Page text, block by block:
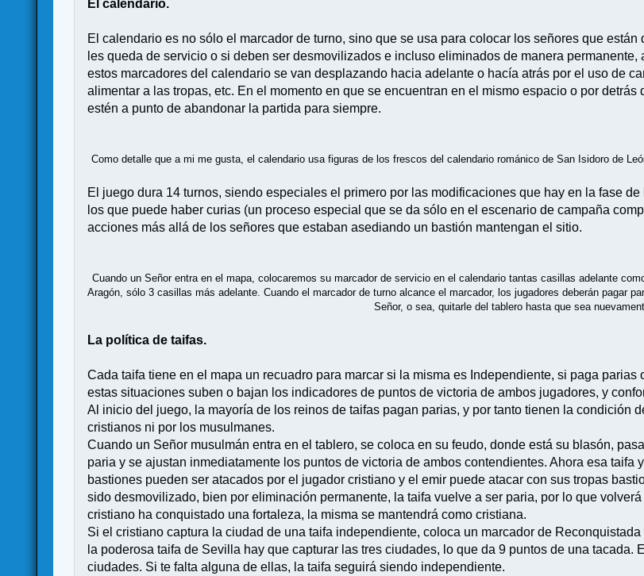
El calendario.
El calendario es no sólo el marcador de turno, sino que se usa para colocar los señores que
les queda de servicio o si deben ser desmovilizados e incluso eliminados de manera
estos marcadores del calendario se van desplazando hacia adelante o hacía atrás por el uso de
alimentar a las tropas, etc. En el momento en que se encuentran en el mismo espacio o por
estén a punto de abandonar la partida para siempre.
Como detalle que a mi me gusta, el calendario usa figuras de los frescos del calendario románico de San Isidoro de
El juego dura 14 turnos, siendo especiales el primero por las modificaciones que hay en la fase
los que puede haber curias (un proceso especial que se da sólo en el escenario de campaña
acciones más allá de los señores que estaban asediando un bastión mantengan el sitio.
Cuando un Señor entra en el mapa, colocaremos su marcador de servicio en el calendario tantas casillas adelante
Aragón, sólo 3 casillas más adelante. Cuando el marcador de turno alcance el marcador, los jugadores deberán pagar
Señor, o sea, quitarle del tablero hasta que sea
La política de taifas.
Cada taifa tiene en el mapa un recuadro para marcar si la misma es Independiente, si paga
estas situaciones suben o bajan los indicadores de puntos de victoria de ambos jugadores, y
Al inicio del juego, la mayoría de los reinos de taifas pagan parias, y por tanto tienen la condición
cristianos ni por los musulmanes.
Cuando un Señor musulmán entra en el tablero, se coloca en su feudo, donde está su blasón,
paria y se ajustan inmediatamente los puntos de victoria de ambos contendientes. Ahora esa
bastiones pueden ser atacados por el jugador cristiano y el emir puede atacar con sus tropas
sido desmovilizado, bien por eliminación permanente, la taifa vuelve a ser paria, por lo que
cristiano ha conquistado una fortaleza, la misma se mantendrá como cristiana.
Si el cristiano captura la ciudad de una taifa independiente, coloca un marcador de
la poderosa taifa de Sevilla hay que capturar las tres ciudades, lo que da 9 puntos de una
ciudades. Si te falta alguna de ellas, la taifa seguirá siendo independiente.